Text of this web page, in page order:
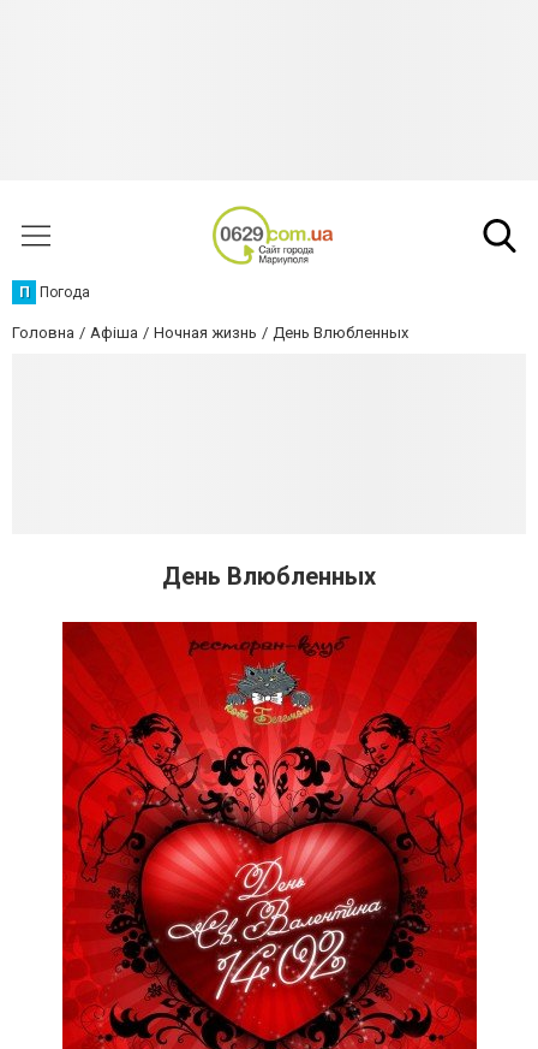
П Погода
Головна Афіша Ночная жизнь День Влюбленных
День Влюбленных